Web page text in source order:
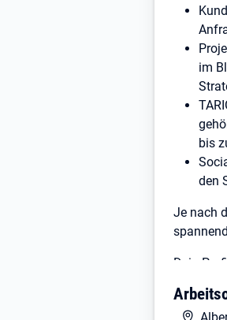
im
bis
den
Je nach
Dein
Gute